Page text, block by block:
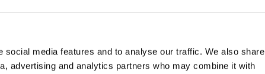
media features and to analyse our traffic. We also share
advertising and analytics partners who may combine it with
byggeplader
der er egnet til